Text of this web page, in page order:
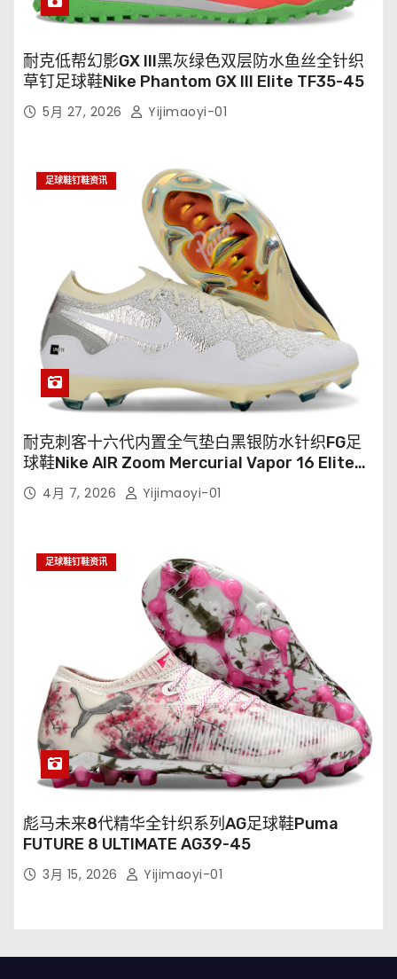
耐克低帮幻影GX III黑灰绿色双层防水鱼丝全针织
草钉足球鞋Nike Phantom GX III Elite TF35-45
5月 27, 2026 Yijimaoyi-01
足球鞋钉鞋资讯
耐克刺客十六代内置全气垫白黑银防水针织FG足
球鞋Nike AIR Zoom Mercurial Vapor 16 Elite
XXV FG35-45
4月 7, 2026 Yijimaoyi-01
足球鞋钉鞋资讯
彪马未来8代精华全针织系列AG足球鞋Puma
FUTURE 8 ULTIMATE AG39-45
3月 15, 2026 Yijimaoyi-01